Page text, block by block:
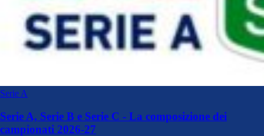
Serie A
Serie A, Serie B e Serie C - La composizione dei
campionati 2026-27